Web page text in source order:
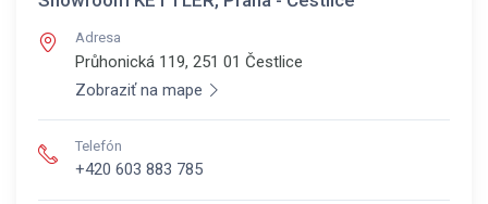
Adresa
Průhonická 119, 251 01 Čestlice
Zobraziť na mape
Telefón
+420 603 883 785